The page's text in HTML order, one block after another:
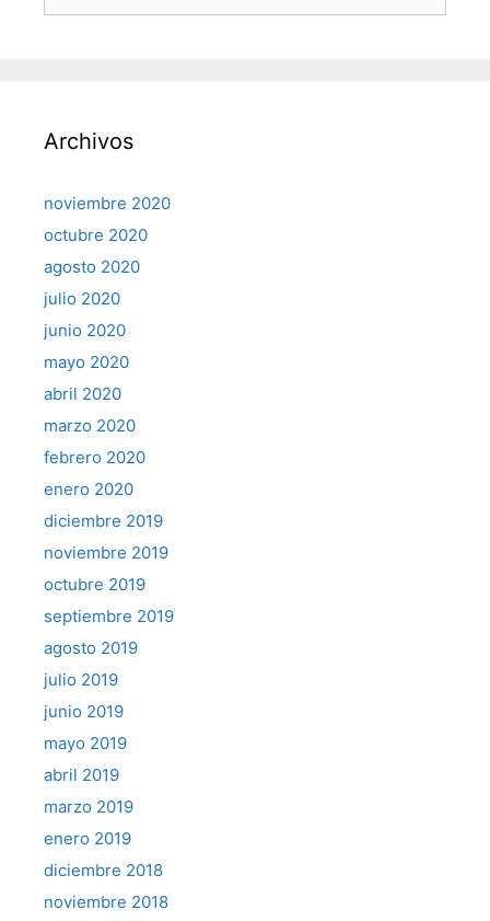
Archivos
noviembre 2020
octubre 2020
agosto 2020
julio 2020
junio 2020
mayo 2020
abril 2020
marzo 2020
febrero 2020
enero 2020
diciembre 2019
noviembre 2019
octubre 2019
septiembre 2019
agosto 2019
julio 2019
junio 2019
mayo 2019
abril 2019
marzo 2019
enero 2019
diciembre 2018
noviembre 2018